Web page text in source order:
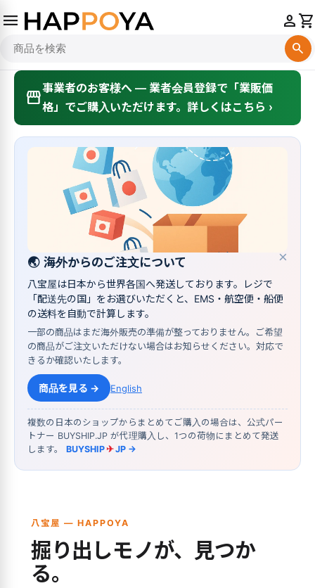
menu
search
personshopping_cart
storefront事業者のお客様へ — 業者会員登録で「業販価
格」でご購入いただけます。詳しくはこちら ›
×
🌏 海外からのご注文について
八宝屋は日本から世界各国へ発送しております。レジで
「配送先の国」をお選びいただくと、EMS・航空便・船便
の送料を自動で計算します。
一部の商品はまだ海外販売の準備が整っておりません。ご希望
の商品がご注文いただけない場合はお知らせください。対応で
きるか確認いたします。
商品を見る → English
複数の日本のショップからまとめてご購入の場合は、公式パー
トナー BUYSHIP.JP が代理購入し、1つの荷物にまとめて発送
します。 BUYSHIP✈JP →
八宝屋 — HAPPOYA
掘り出しモノが、見つか
る。